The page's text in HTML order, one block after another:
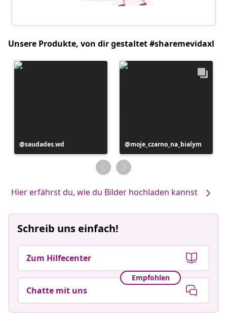
Unsere Produkte, von dir gestaltet #sharemevidaxl
Beitrag
veröffentlicht
saudades.wd
Beitrag
veröffentlicht
von
moje_czarno_na_bialym
Hier erfährst du, wie du Bilder hochladen kannst
Schreib uns einfach!
Zum Hilfecenter
Empfohlen
Chatte mit uns